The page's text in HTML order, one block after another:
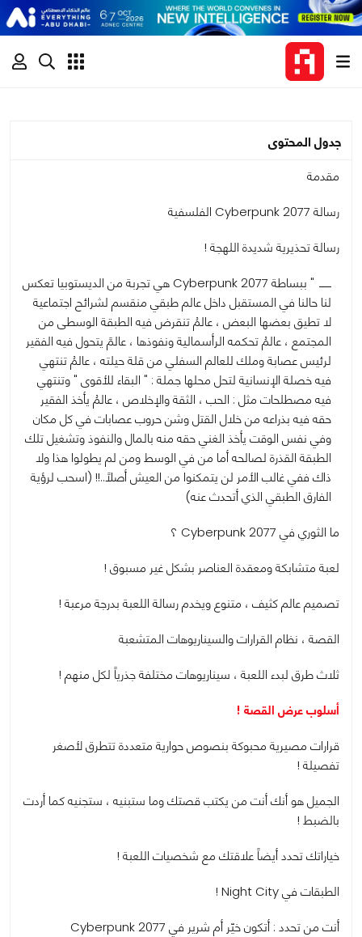
جدول المحتوى
مقدمة
رسالة Cyberpunk 2077 الفلسفية
رسالة تحذيرية شديدة اللهجة !
" ببساطة Cyberpunk 2077 هي تجربة من الديستوبيا تعكس
لنا حالنا في المستقبل داخل عالم طبقي منقسم لشرائح اجتماعية
لا تطيق بعضها البعض ، عالمُ تنقرض فيه الطبقة الوسطى من
المجتمع ، عالمُ تحكمه الرأسمالية ونفوذها ، عالمً يتحول فيه الفقير
لرئيس عصابة وملك للعالم السفلي من قلة حيلته ، عالمُ تنتهي
فيه خصلة الإنسانية لتحل محلها جملة : " البقاء للأقوى " وتنتهي
فيه مصطلحات مثل : الحب ، الثقة والإخلاص ، عالمُ يأخذ الفقير
حقه فيه بذراعه من خلال القتل وشن حروب عصابات في كل مكان
وفي نفس الوقت يأخذ الغني حقه منه بالمال والنفوذ وتشغيل تلك
الطبقة القذرة لصالحه أما من في الوسط ومن لم يطولوا هذا ولا
ذاك ففي غالب الأمر لن يتمكنوا من العيش أصلاً..!! (اسحب لرؤية
الفارق الطبقي الذي أتحدث عنه)
ما الثوري في Cyberpunk 2077 ؟
لعبة متشابكة ومعقدة العناصر بشكل غير مسبوق !
تصميم عالم كثيف ، متنوع ويخدم رسالة اللعبة بدرجة مرعبة !
القصة ، نظام القرارات والسيناريوهات المتشعبة
ثلاث طرق لبدء اللعبة ، سيناريوهات مختلفة جذرياً لكل منهم !
أسلوب عرض القصة !
قرارات مصيرية محبوكة بنصوص حوارية متعددة تتطرق لأصغر
تفصيلة !
الجميل هو أنك أنت من يكتب قصتك وما ستبنيه ، ستجنيه كما أردت
بالضبط !
خياراتك تحدد أيضاً علاقتك مع شخصيات اللعبة !
الطبقات في Night City !
أنت من تحدد : أتكون خيّر أم شرير في Cyberpunk 2077